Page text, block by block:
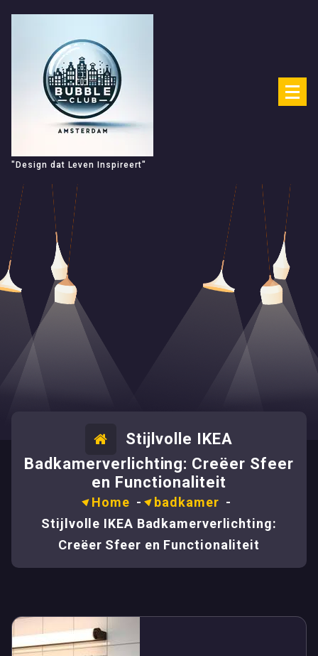
"Design dat Leven Inspireert"
Stijlvolle IKEA
Badkamerverlichting: Creëer Sfeer
en Functionaliteit
Home - badkamer -
Stijlvolle IKEA Badkamerverlichting:
Creëer Sfeer en Functionaliteit